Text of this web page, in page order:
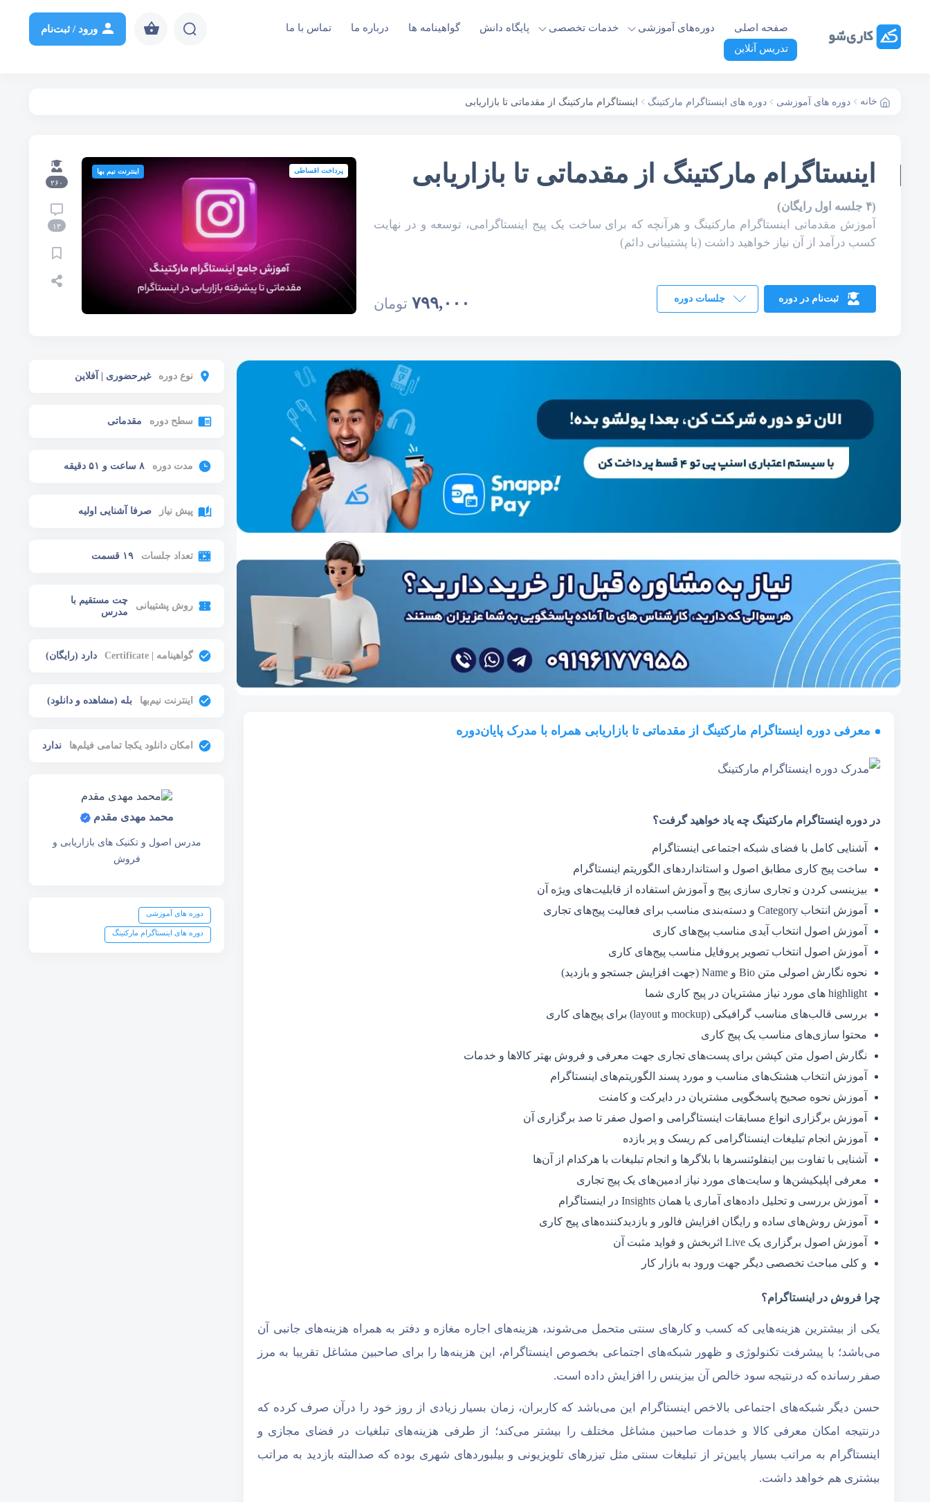
صفحه اصلی دوره‌های آموزشی
جاوا اسکریپت مقدماتی
خدمات تخصصی
اپلیکیشن
پایگاه دانش گواهینامه ها درباره ما
تماس با ما
تدریس آنلاین
ورود / ثبت‌نام
خانه دوره های آموزشی دوره های اینستاگرام مارکتینگ اینستاگرام مارکتینگ از مقدماتی تا بازاریابی
اینستاگرام مارکتینگ از مقدماتی تا بازاریابی
(۴ جلسه اول رایگان)
آموزش مقدماتی اینستاگرام مارکتینگ و هرآنچه که برای ساخت یک پیج اینستاگرامی، توسعه و در نهایت
کسب درآمد از آن نیاز خواهید داشت (با پشتیبانی دائم)
ثبت‌نام در دوره جلسات دوره ۷۹۹,۰۰۰ تومان
پرداخت اقساطی اینترنت نیم بها
۲۶۰
۱۳
معرفی دوره اینستاگرام مارکتینگ از مقدماتی تا بازاریابی همراه با مدرک پایان‌دوره
در دوره اینستاگرام مارکتینگ چه یاد خواهید گرفت؟
آشنایی کامل با فضای شبکه اجتماعی اینستاگرام
ساخت پیج کاری مطابق اصول و استانداردهای الگوریتم اینستاگرام
بیزینسی کردن و تجاری سازی پیج و آموزش استفاده از قابلیت‌های ویژه آن
آموزش انتخاب Category و دسته‌بندی مناسب برای فعالیت پیج‌های تجاری
آموزش اصول انتخاب آیدی مناسب پیج‌های کاری
آموزش اصول انتخاب تصویر پروفایل مناسب پیج‌های کاری
نحوه نگارش اصولی متن Bio و Name (جهت افزایش جستجو و بازدید)
highlight های مورد نیاز مشتریان در پیج کاری شما
بررسی قالب‌های مناسب گرافیکی (mockup و layout) برای پیج‌های کاری
محتوا سازی‌های مناسب یک پیج کاری
نگارش اصول متن کپشن برای پست‌های تجاری جهت معرفی و فروش بهتر کالاها و خدمات
آموزش انتخاب هشتک‌های مناسب و مورد پسند الگوریتم‌های اینستاگرام
آموزش نحوه صحیح پاسخگویی مشتریان در دایرکت و کامنت
آموزش برگزاری انواع مسابقات اینستاگرامی و اصول صفر تا صد برگزاری آن
آموزش انجام تبلیغات اینستاگرامی کم ریسک و پر بازده
آشنایی با تفاوت بین اینفلوئنسرها با بلاگرها و انجام تبلیغات با هرکدام از آن‌ها
معرفی اپلیکیشن‌ها و سایت‌های مورد نیاز ادمین‌های یک پیج تجاری
آموزش بررسی و تحلیل داده‌های آماری یا همان Insights در اینستاگرام
آموزش روش‌های ساده و رایگان افزایش فالور و بازدیدکننده‌های پیج کاری
آموزش اصول برگزاری یک Live اثربخش و فواید مثبت آن
و کلی مباحث تخصصی دیگر جهت ورود به بازار کار
چرا فروش در اینستاگرام؟
یکی از بیشترین هزینه‌هایی که کسب و کارهای سنتی متحمل می‌شوند، هزینه‌های اجاره مغازه و دفتر به همراه هزینه‌های جانبی آن
می‌باشد؛ با پیشرفت تکنولوژی و ظهور شبکه‌های اجتماعی بخصوص اینستاگرام، این هزینه‌ها را برای صاحبین مشاغل تقریبا به مرز
صفر رسانده که درنتیجه سود خالص آن بیزینس را افزایش داده است.
حسن دیگر شبکه‌های اجتماعی بالاخص اینستاگرام این می‌باشد که کاربران، زمان بسیار زیادی از روز خود را درآن صرف کرده که
درنتیجه امکان معرفی کالا و خدمات صاحبین مشاغل مختلف را بیشتر می‌کند؛ از طرفی هزینه‌های تبلغیات در فضای مجازی و
اینستاگرام به مراتب بسیار پایین‌تر از تبلیغات سنتی مثل تیزرهای تلویزیونی و بیلبوردهای شهری بوده که صدالبته بازدید به مراتب
بیشتری هم خواهد داشت.
نوع دوره غیرحضوری | آفلاین
سطح دوره مقدماتی
مدت دوره ۸ ساعت و ۵۱ دقیقه
پیش نیاز صرفا آشنایی اولیه
تعداد جلسات ۱۹ قسمت
روش پشتیبانی
چت مستقیم با
مدرس
گواهینامه | Certificate دارد (رایگان)
اینترنت نیم‌بها بله (مشاهده و دانلود)
امکان دانلود یکجا تمامی فیلم‌ها ندارد
محمد مهدی مقدم
مدرس اصول و تکنیک های بازاریابی و
فروش
دوره های آموزشی
دوره های اینستاگرام مارکتینگ